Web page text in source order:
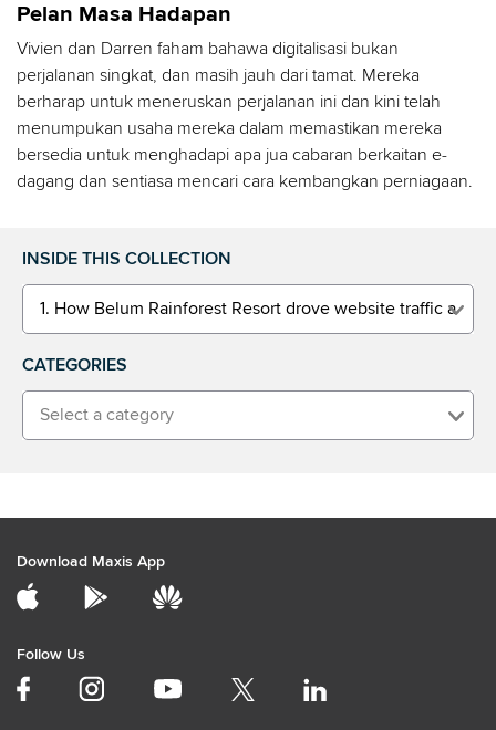
Pelan Masa Hadapan
Vivien dan Darren faham bahawa digitalisasi bukan
perjalanan singkat, dan masih jauh dari tamat. Mereka
berharap untuk meneruskan perjalanan ini dan kini telah
menumpukan usaha mereka dalam memastikan mereka
bersedia untuk menghadapi apa jua cabaran berkaitan e-
dagang dan sentiasa mencari cara kembangkan perniagaan.
INSIDE THIS COLLECTION
1. How Belum Rainforest Resort drove website traffic and
CATEGORIES
Select a category
Download Maxis App
Follow Us